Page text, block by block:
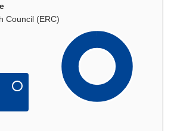
Council (ERC)